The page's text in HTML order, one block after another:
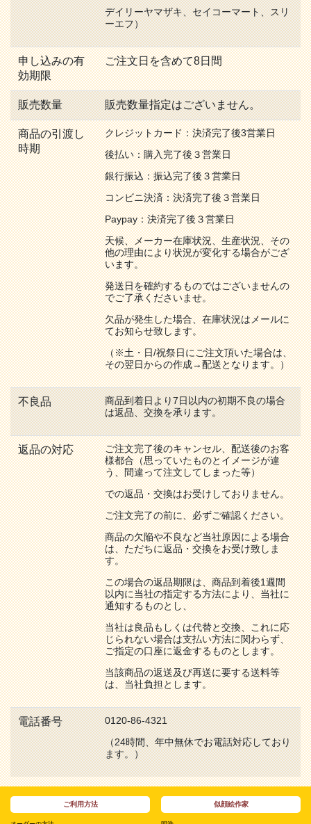
デイリーヤマザキ、セイコーマート、スリ
ーエフ）
申し込みの有
効期限
ご注文日を含めて8日間
販売数量 販売数量指定はございません。
商品の引渡し
時期
クレジットカード：決済完了後3営業日
後払い：購入完了後３営業日
銀行振込：振込完了後３営業日
コンビニ決済：決済完了後３営業日
Paypay：決済完了後３営業日
天候、メーカー在庫状況、生産状況、その
他の理由により状況が変化する場合がござ
います。
発送日を確約するものではございませんの
でご了承くださいませ。
欠品が発生した場合、在庫状況はメールに
てお知らせ致します。
（※土・日/祝祭日にご注文頂いた場合は、
その翌日からの作成→配送となります。）
不良品
商品到着日より7日以内の初期不良の場合
は返品、交換を承ります。
返品の対応
ご注文完了後のキャンセル、配送後のお客
様都合（思っていたものとイメージが違
う、間違って注文してしまった等）
での返品・交換はお受けしておりません。
ご注文完了の前に、必ずご確認ください。
商品の欠陥や不良など当社原因による場合
は、ただちに返品・交換をお受け致しま
す。
この場合の返品期限は、商品到着後1週間
以内に当社の指定する方法により、当社に
通知するものとし、
当社は良品もしくは代替と交換、これに応
じられない場合は支払い方法に関わらず、
ご指定の口座に返金するものとします。
当該商品の返送及び再送に要する送料等
は、当社負担とします。
電話番号
0120-86-4321
（24時間、年中無休でお電話対応しており
ます。）
ご利用方法 似顔絵作家